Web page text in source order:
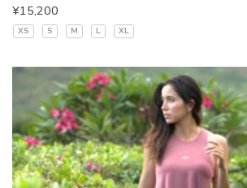
5段階中
5.00 の評価
¥15,200
XS S M L XL